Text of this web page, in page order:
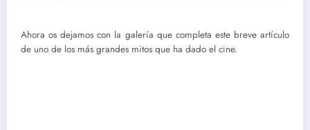
Ahora os dejamos con la galería que completa este breve artículo
de uno de los más grandes mitos que ha dado el cine.